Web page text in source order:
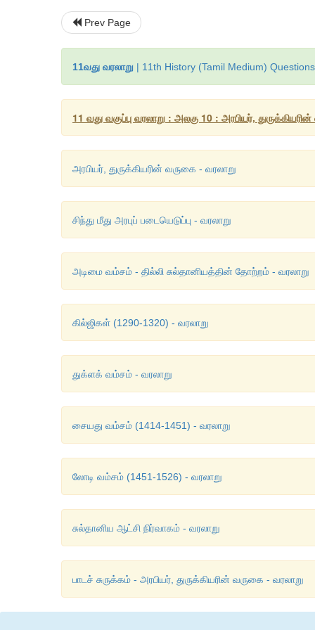
Prev Page
11வது வரலாறு | 11th History (Tamil Medium)
11 வது வகுப்பு வரலாறு : அலகு 10 : அரபியர்,
அரபியர், துருக்கியரின் வருகை - வரலாறு
சிந்து மீது அரபுப் படையெடுப்பு - வரலாறு
அடிமை வம்சம் - தில்லி சுல்தானியத்தின் தோற்றம் - வரலாறு
கில்ஜிகள் (1290-1320) - வரலாறு
துக்ளக் வம்சம் - வரலாறு
சையது வம்சம் (1414-1451) - வரலாறு
லோடி வம்சம் (1451-1526) - வரலாறு
சுல்தானிய ஆட்சி நிர்வாகம் - வரலாறு
பாடச் சுருக்கம் - அரபியர், துருக்கியரின் வருகை - வரலாறு